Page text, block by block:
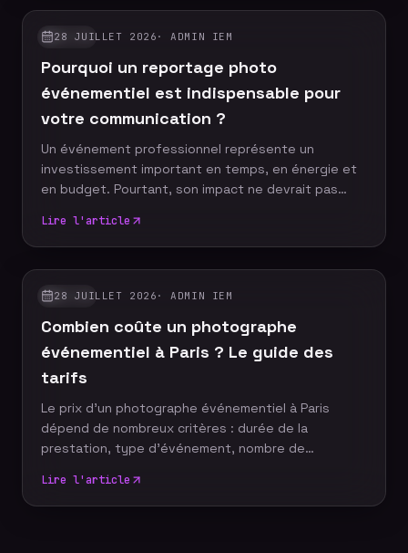
anticiper ces moments décisifs afin de raconter
votre événement à travers un reportage photo
moments incontournables qu'aucun reportage
photo ne devrait manquer.
GUIDES
28 JUILLET 2026 ·ADMIN IEM
Pourquoi un reportage photo
événementiel est indispensable pour
votre communication ?
Un événement professionnel représente un
investissement important en temps, en énergie et
en budget. Pourtant, son impact ne devrait pas
photo événementiel, votre entreprise dispose
d'images professionnelles qui alimentent
durablement sa communication, renforcent sa
notoriété et valorisent son image de marque.
événementiel constitue un véritable
investissement pour votre stratégie de com
Lire l'article
GUIDES
28 JUILLET 2026 ·ADMIN IEM
Combien coûte un photographe
événementiel à Paris ? Le guide des
tarifs
Le prix d'un photographe événementiel à Paris
dépend de nombreux critères : durée de la
prestation, type d'événement, nombre de
complémentaires. Plutôt que de rechercher le tarif
le plus bas, il est essentiel de comprendre ce qui
Lire l'article